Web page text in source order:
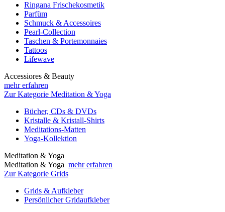
Ringana Frischekosmetik
Parfüm
Schmuck & Accessoires
Pearl-Collection
Taschen & Portemonnaies
Tattoos
Lifewave
Accessiores & Beauty
mehr erfahren
Zur Kategorie Meditation & Yoga
Bücher, CDs & DVDs
Kristalle & Kristall-Shirts
Meditations-Matten
Yoga-Kollektion
Meditation & Yoga
Meditation & Yoga mehr erfahren
Zur Kategorie Grids
Grids & Aufkleber
Persönlicher Gridaufkleber